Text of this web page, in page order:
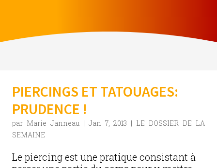
PIERCINGS ET TATOUAGES:
PRUDENCE !
par Marie Janneau| Jan 7, 2013 | LE DOSSIER DE LA
SEMAINE
Le piercing est une pratique consistant à